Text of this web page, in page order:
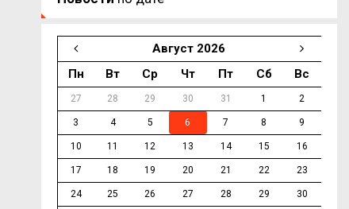
Август 2026
Пн
Вт Ср Чт Пт Сб Вс
27 28 29 30 31 1 2
3 4 5 6 7 8 9
10 11 12 13 14 15 16
17 18 19 20 21 22 23
24 25 26 27 28 29 30